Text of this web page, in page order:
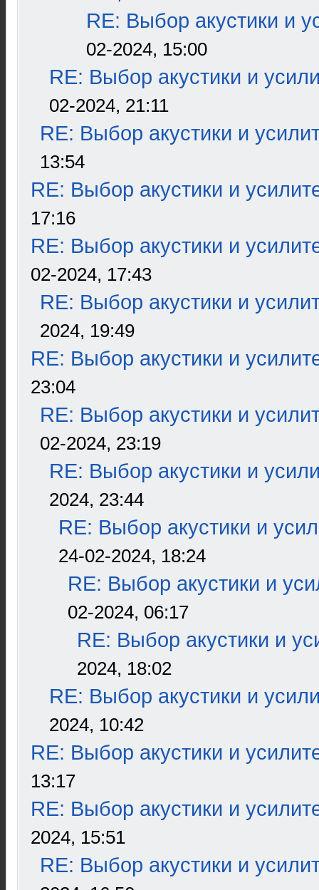
RE: Выбор акустики и
02-2024, 15:00
RE: Выбор акустики и
02-2024, 21:11
RE: Выбор акустики и
13:54
RE: Выбор акустики и
17:16
RE: Выбор акустики и
02-2024, 17:43
RE: Выбор акустики и
2024, 19:49
RE: Выбор акустики и
23:04
RE: Выбор акустики и
02-2024, 23:19
RE: Выбор акустики и
2024, 23:44
RE: Выбор акустики и
24-02-2024, 18:24
RE: Выбор акустики и
02-2024, 06:17
RE: Выбор акустики и
2024, 18:02
RE: Выбор акустики и
2024, 10:42
RE: Выбор акустики и
13:17
RE: Выбор акустики и
2024, 15:51
RE: Выбор акустики и